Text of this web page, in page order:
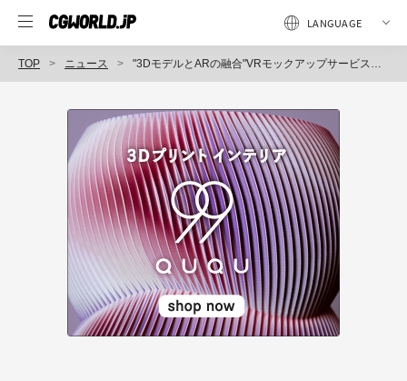
TOP ニュース "3DモデルとARの融合"VRモックアップサービス 「モケイプラス」サービス開始、3Dデータから立体造形物を出力しAR表示を付加（アーク情報システム）